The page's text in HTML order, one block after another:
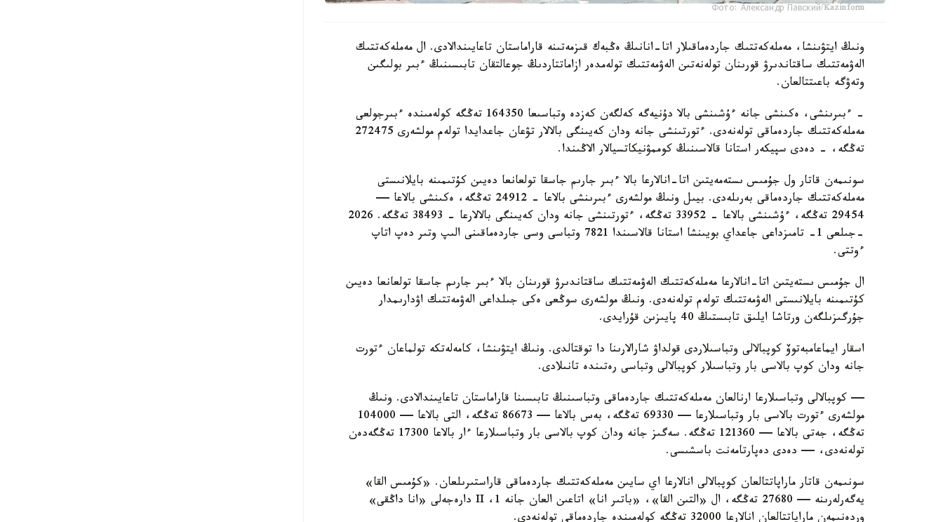
Фото: Александр Павский/Kazinform
ونىڭ ايتۋىنشا، مەملەكەتتىك جاردەماقىلار اتا-انانىڭ ەڭبەك قىزمەتىنە قاراماستان تاعايىندالادى. ال مەملەكەتتىك
الەۋمەتتىك ساقتاندىرۋ قورىنان تولەنەتىن الەۋمەتتىك تولەمدەر ازاماتتاردىڭ جوعالتقان تابىسىنىڭ ءبىر بولىگىن
وتەۋگە باعىتتالعان.
- ءبىرىنشى، ەكىنشى جانە ءۇشىنشى بالا دۇنيەگە كەلگەن كەزدە وتباسىعا 164350 تەڭگە كولەمىندە ءبىرجولعى
مەملەكەتتىك جاردەماقى تولەنەدى. ءتورتىنشى جانە ودان كەيىنگى بالالار تۋعان جاعدايدا تولەم مولشەرى 272475
تەڭگە، - دەدى سپيكەر استانا قالاسىنىڭ كوممۋنيكاتسيالار الاڭىندا.
سونىمەن قاتار ول جۇمىس ىستەمەيتىن اتا-انالارعا بالا ءبىر جارىم جاسقا تولعانعا دەيىن كۇتىمىنە بايلانىستى
مەملەكەتتىك جاردەماقى بەرىلەدى. بيىل ونىڭ مولشەرى ءبىرىنشى بالاعا - 24912 تەڭگە، ەكىنشى بالاعا —
29454 تەڭگە، ءۇشىنشى بالاعا - 33952 تەڭگە، ءتورتىنشى جانە ودان كەيىنگى بالالارعا - 38493 تەڭگە. 2026
-جىلعى 1- تامىزداعى جاعداي بويىنشا استانا قالاسىندا 7821 وتباسى وسى جاردەماقىنى الىپ وتىر دەپ اتاپ
ءوتتى.
ال جۇمىس ىستەيتىن اتا-انالارعا مەملەكەتتىك الەۋمەتتىك ساقتاندىرۋ قورىنان بالا ءبىر جارىم جاسقا تولعانعا دەيىن
كۇتىمىنە بايلانىستى الەۋمەتتىك تولەم تولەنەدى. ونىڭ مولشەرى سوڭعى ەكى جىلداعى الەۋمەتتىك اۋدارىمدار
جۇرگىزىلگەن ورتاشا ايلىق تابىستىڭ 40 پايىزىن قۇرايدى.
اسقار ايماعامبەتوۆ كوپبالالى وتباسىلاردى قولداۋ شارالارىنا دا توقتالدى. ونىڭ ايتۋىنشا، كامەلەتكە تولماعان ءتورت
جانە ودان كوپ بالاسى بار وتباسىلار كوپبالالى وتباسى رەتىندە تانىلادى.
— كوپبالالى وتباسىلارعا ارنالعان مەملەكەتتىك جاردەماقى وتباسىنىڭ تابىسىنا قاراماستان تاعايىندالادى. ونىڭ
مولشەرى ءتورت بالاسى بار وتباسىلارعا — 69330 تەڭگە، بەس بالاعا — 86673 تەڭگە، التى بالاعا — 104000
تەڭگە، جەتى بالاعا — 121360 تەڭگە. سەگىز جانە ودان كوپ بالاسى بار وتباسىلارعا ءار بالاعا 17300 تەڭگەدەن
تولەنەدى، — دەدى دەپارتامەنت باسشىسى.
سونىمەن قاتار ماراپاتتالعان كوپبالالى انالارعا اي سايىن مەملەكەتتىك جاردەماقى قاراستىرىلعان. «كۇمىس القا»
يەگەرلەرىنە — 27680 تەڭگە، ال «التىن القا»، «باتىر انا» اتاعىن العان جانە 1، II دارەجەلى «انا داڭقى»